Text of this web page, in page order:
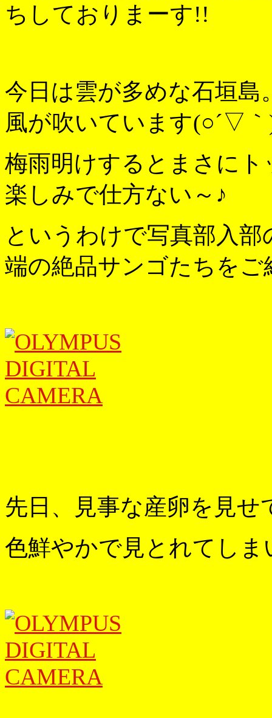
ちしておりまーす!!
今日は雲が多めな石垣
風が吹いています(○´▽
梅雨明けするとまさに
楽しみで仕方ない～♪
というわけで写真部入
端の絶品サンゴたちを
先日、見事な産卵を見
色鮮やかで見とれてしま